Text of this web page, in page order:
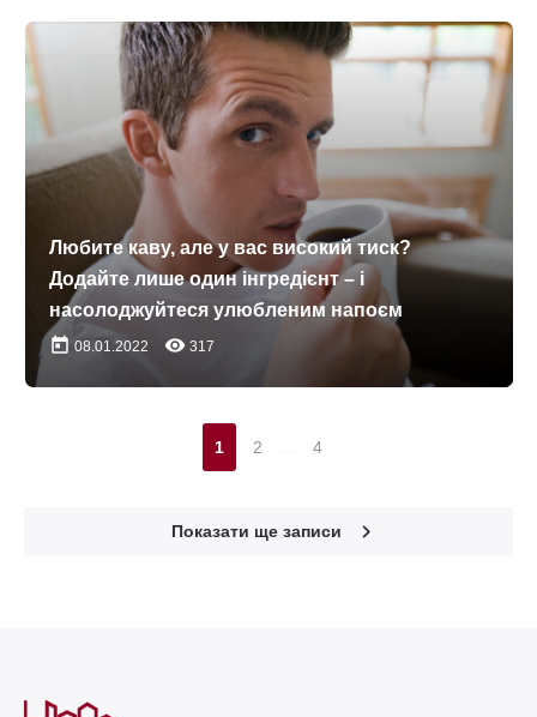
Любите каву, але у вас високий тиск?
Додайте лише один інгредієнт – і
насолоджуйтеся улюбленим напоєм
today 08.01.2022 remove_red_eye 317
1 2 … 4
navigate_next